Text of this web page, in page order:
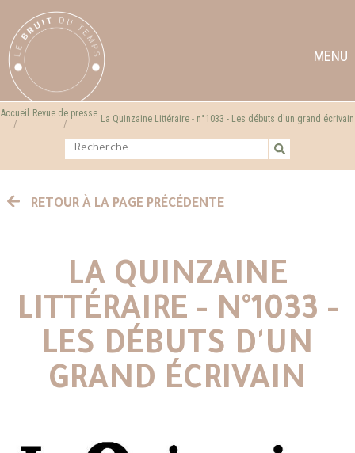
MENU
Accueil Revue de presse La Quinzaine Littéraire - n°1033 - Les débuts d'un grand écrivain
RETOUR À LA PAGE PRÉCÉDENTE
LA QUINZAINE
LITTÉRAIRE - N°1033 -
LES DÉBUTS D'UN
GRAND ÉCRIVAIN